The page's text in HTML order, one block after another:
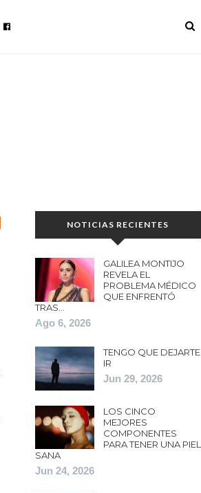
NOTICIAS RECIENTES
GALILEA MONTIJO
REVELA EL
PROBLEMA MÉDICO
QUE ENFRENTÓ
TRAS…
Ago 6, 2026
TENGO QUE DEJARTE
IR
Jun 29, 2026
LOS CINCO
MEJORES
COMPONENTES
PARA TENER UNA PIEL
SANA
Jun 24, 2026